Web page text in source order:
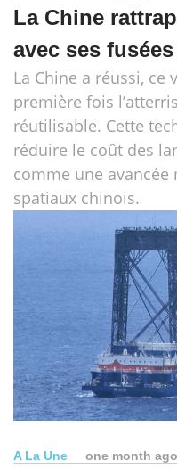
La Chine
avec ses
La Chine a réussi,
première fois
réutilisable. Cette
réduire le coût des
comme une
spatiaux chinois.
A La Une one month ago